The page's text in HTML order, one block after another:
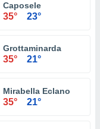
Caposele
35° 23°
Grottaminarda
35° 21°
Mirabella Eclano
35° 21°